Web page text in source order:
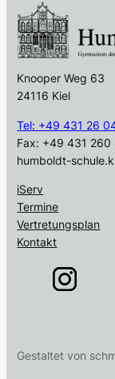
Knooper Weg 63
24116 Kiel
Tel: +49 431 26
Fax: +49 431
humboldt-
iServ
Termine
Vertretungsplan
Kontakt
Gestaltet von